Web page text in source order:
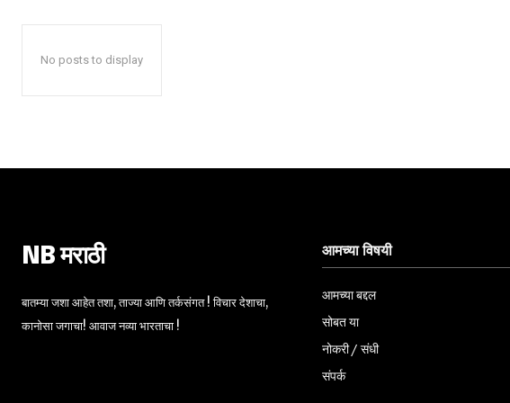
No posts to display
NB मराठी
बातम्या जशा आहेत तशा, ताज्या आणि तर्कसंगत ! विचार देशाचा,
कानोसा जगाचा! आवाज नव्या भारताचा !
आमच्या विषयी
आमच्या बद्दल
सोबत या
नोकरी / संधी
संपर्क